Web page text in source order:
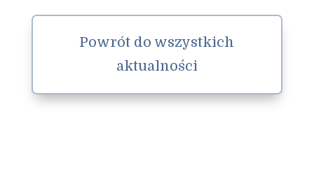
Powrót do wszystkich
aktualności